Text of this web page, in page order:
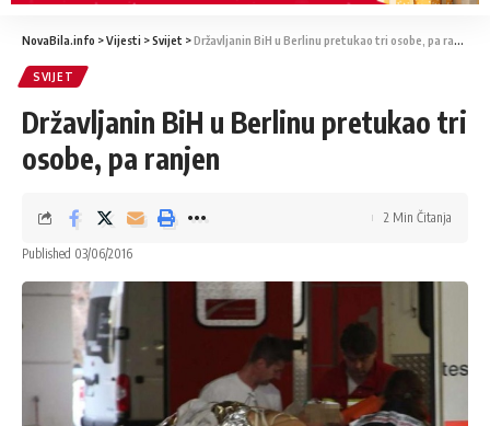
NovaBila.info >Vijesti >Svijet >Državljanin BiH u Berlinu pretukao tri osobe, pa ranjen
SVIJET
Državljanin BiH u Berlinu pretukao tri
osobe, pa ranjen
Published 03/06/2016
2 Min Čitanja